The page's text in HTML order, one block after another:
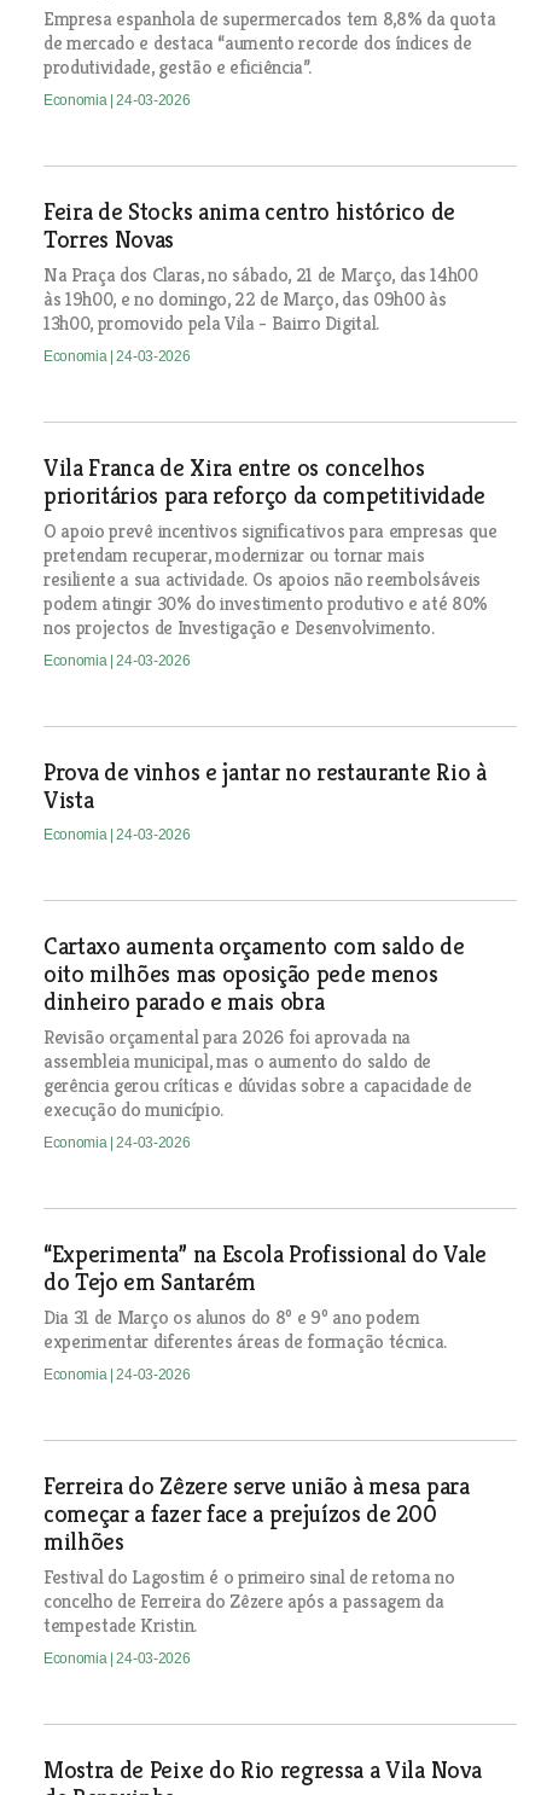
Empresa espanhola de supermercados tem 8,8% da quota
de mercado e destaca “aumento recorde dos índices de
produtividade, gestão e eficiência”.
Economia | 24-03-2026
Feira de Stocks anima centro histórico de
Torres Novas
Na Praça dos Claras, no sábado, 21 de Março, das 14h00
às 19h00, e no domingo, 22 de Março, das 09h00 às
13h00, promovido pela Vila - Bairro Digital.
Economia | 24-03-2026
Vila Franca de Xira entre os concelhos
prioritários para reforço da competitividade
O apoio prevê incentivos significativos para empresas que
pretendam recuperar, modernizar ou tornar mais
resiliente a sua actividade. Os apoios não reembolsáveis
podem atingir 30% do investimento produtivo e até 80%
nos projectos de Investigação e Desenvolvimento.
Economia | 24-03-2026
Prova de vinhos e jantar no restaurante Rio à
Vista
Economia | 24-03-2026
Cartaxo aumenta orçamento com saldo de
oito milhões mas oposição pede menos
dinheiro parado e mais obra
Revisão orçamental para 2026 foi aprovada na
assembleia municipal, mas o aumento do saldo de
gerência gerou críticas e dúvidas sobre a capacidade de
execução do município.
Economia | 24-03-2026
“Experimenta” na Escola Profissional do Vale
do Tejo em Santarém
Dia 31 de Março os alunos do 8º e 9º ano podem
experimentar diferentes áreas de formação técnica.
Economia | 24-03-2026
Ferreira do Zêzere serve união à mesa para
começar a fazer face a prejuízos de 200
milhões
Festival do Lagostim é o primeiro sinal de retoma no
concelho de Ferreira do Zêzere após a passagem da
tempestade Kristin.
Economia | 24-03-2026
Mostra de Peixe do Rio regressa a Vila Nova